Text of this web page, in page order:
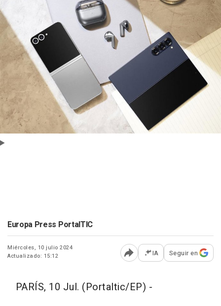
Europa Press PortalTIC
Miércoles, 10 julio 2024
Actualizado: 15:12
Abrir opciones para
IA Seguir en
PARÍS, 10 Jul. (Portaltic/EP) -